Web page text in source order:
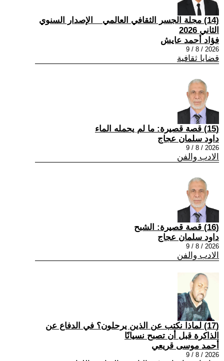
(14) مجلة الجسر الثقافي العالمي _ الإصدار السنوي
الثاني 2026
فؤاد أحمد عايش
2026 / 8 / 9
قضايا ثقافية
(15) قصة قصيرة: ما لم يحمله الماء
داود سلمان عجاج
2026 / 8 / 9
الادب والفن
(16) قصة قصيرة: الشبح
داود سلمان عجاج
2026 / 8 / 9
الادب والفن
(17) لماذا نكتب عن الذين يرحلون؟ في الدفاع عن
الذاكرة قبل أن تصبح نسيانًا
أحمد موسى قريعي
2026 / 8 / 9